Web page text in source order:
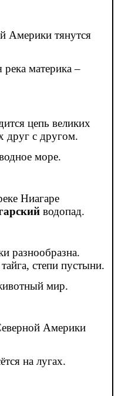
Америки тянутся
река материка –
цепь великих
друг с другом.
море.
Ниагаре
водопад.
разнообразна.
степи пустыни.
мир.
Америки
на лугах.